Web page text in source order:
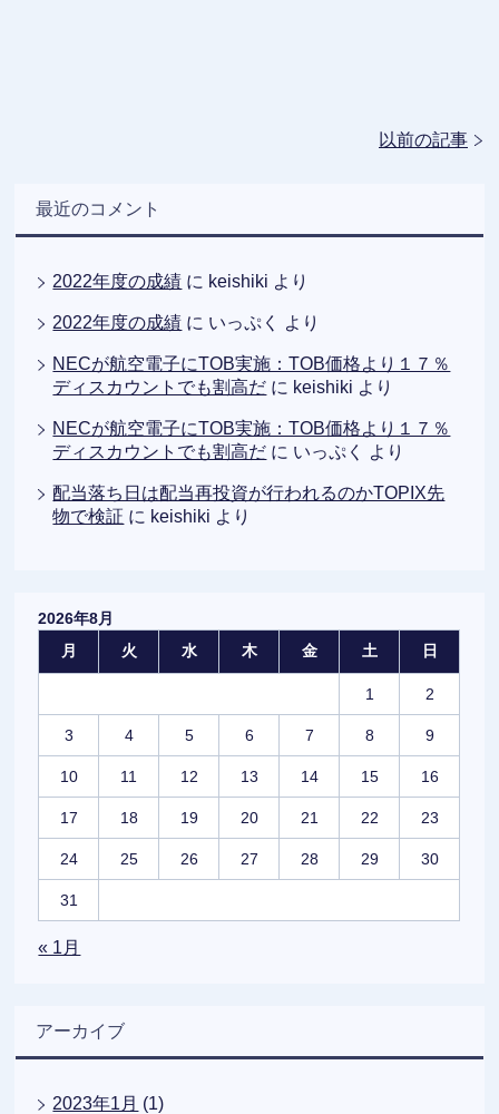
以前の記事
最近のコメント
2022年度の成績 に keishiki より
2022年度の成績 に いっぷく より
NECが航空電子にTOB実施：TOB価格より１７％
ディスカウントでも割高だ に keishiki より
NECが航空電子にTOB実施：TOB価格より１７％
ディスカウントでも割高だ に いっぷく より
配当落ち日は配当再投資が行われるのかTOPIX先
物で検証 に keishiki より
2026年8月
月
火 水 木 金 土 日
1 2
3 4 5 6 7 8 9
10 11 12 13 14 15 16
17 18 19 20 21 22 23
24 25 26 27 28 29 30
31
« 1月
アーカイブ
2023年1月 (1)